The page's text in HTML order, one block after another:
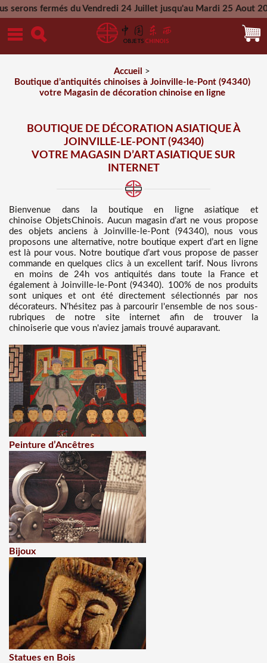
du Vendredi 24 Juillet jusqu'au Mardi 25 Aout 2026 -
Mercredi 26 Aout 2026
Accueil
>
Boutique d’antiquités chinoises à Joinville-le-Pont (94340)
votre Magasin de décoration chinoise en ligne
BOUTIQUE DE DÉCORATION ASIATIQUE À
JOINVILLE-LE-PONT (94340)
VOTRE MAGASIN D’ART ASIATIQUE SUR
INTERNET
Bienvenue dans
la boutique en ligne asiatique et
chinoise ObjetsChinois. Aucun magasin d’art ne vous propose
des objets anciens à Joinville-le-Pont (94340), nous vous
proposons une alternative, notre boutique expert d’art en ligne
est là pour vous. Notre boutique d’art vous propose de passer
commande en quelques clics à un excellent tarif. Nous
livrons
en moins de 24h vos antiquités dans toute la France et
également à Joinville-le-Pont (94340). 100% de nos produits
sont uniques et ont été directement sélectionnés par nos
décorateurs. N’hésitez pas à parcourir l'ensemble de nos sous-
rubriques de notre site internet afin de trouver la
chinoiserie que vous n'aviez jamais trouvé auparavant.
Peinture d’Ancêtres
Bijoux
Statues en Bois